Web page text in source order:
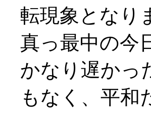
転現象となり
真っ最中の今
かなり遅かっ
もなく、平和